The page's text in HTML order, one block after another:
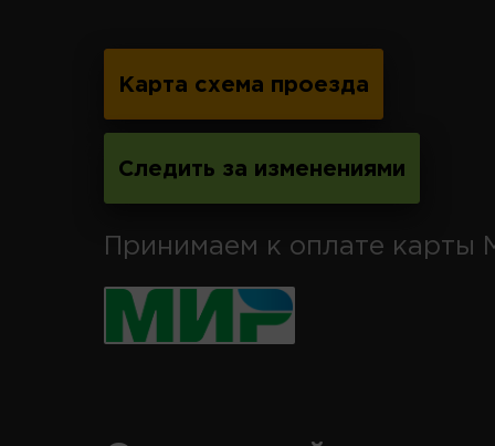
Карта схема проезда
Следить за изменениями
Принимаем к оплате карты